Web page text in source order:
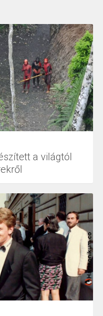
a világtól